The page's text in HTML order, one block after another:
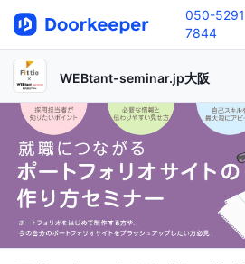
050-
7844
WEBtant-seminar.jp大阪